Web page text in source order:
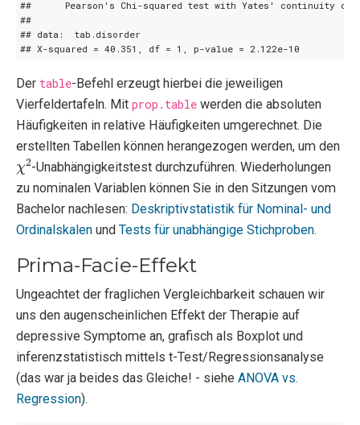
Der table-Befehl erzeugt hierbei die jeweiligen
Vierfeldertafeln. Mit prop.table werden die absoluten
Häufigkeiten in relative Häufigkeiten umgerechnet. Die
erstellten Tabellen können herangezogen werden, um den
-Unabhängigkeitstest durchzuführen. Wiederholungen
zu nominalen Variablen können Sie in den Sitzungen vom
Bachelor nachlesen: Deskriptivstatistik für Nominal- und
Ordinalskalen und Tests für unabhängige Stichproben.
Prima-Facie-Effekt
Ungeachtet der fraglichen Vergleichbarkeit schauen wir
uns den augenscheinlichen Effekt der Therapie auf
depressive Symptome an, grafisch als Boxplot und
inferenzstatistisch mittels t-Test/Regressionsanalyse
(das war ja beides das Gleiche! - siehe ANOVA vs.
Regression).